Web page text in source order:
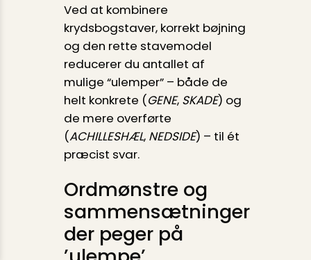
Ved at kombinere
krydsbogstaver, korrekt bøjning
og den rette stavemodel
reducerer du antallet af
mulige “ulemper” – både de
helt konkrete (GENE, SKADE) og
de mere overførte
(ACHILLESHÆL, NEDSIDE) – til ét
præcist svar.
Ordmønstre og
sammensætninger
der peger på